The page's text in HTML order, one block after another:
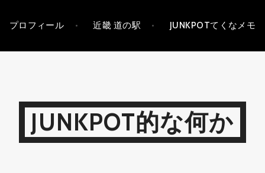
プロフィール 近畿 道の駅 JUNKPOTてくなメモ
JUNKPOT的な何か